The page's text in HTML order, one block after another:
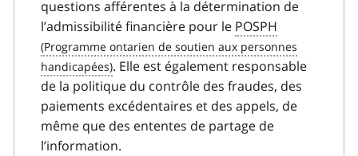
questions afférentes à la détermination de
l’admissibilité financière pour le POSPH
. Elle est également responsable
de la politique du contrôle des fraudes, des
paiements excédentaires et des appels, de
même que des ententes de partage de
l’information.